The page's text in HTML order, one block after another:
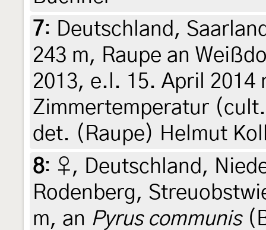
7: Deutschland,
243 m, Raupe an
2013, e.l. 15. April 2014
Zimmertemperatur
det. (Raupe) Helmut
8: ♀, Deutschland,
Rodenberg,
m, an Pyrus communis